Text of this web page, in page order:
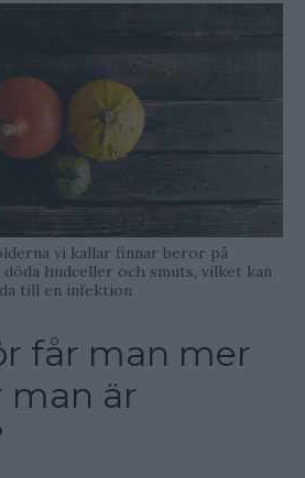
vi kallar finnar beror på
hudceller och smuts, vilket kan
till en infektion
får man mer
man är